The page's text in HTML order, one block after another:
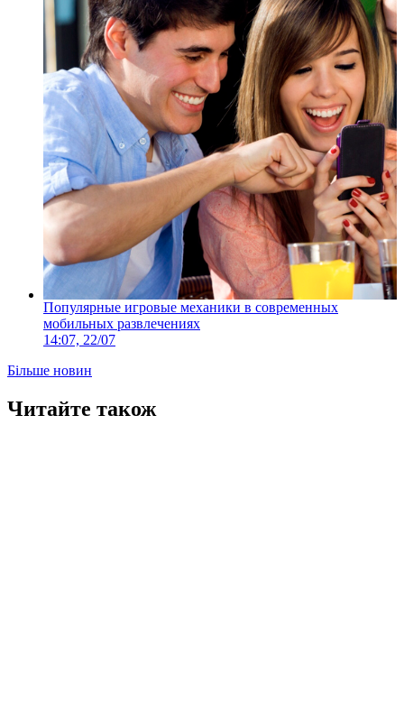
Популярные игровые механики в современных
мобильных развлечениях
14:07, 22/07
Більше новин
Читайте також